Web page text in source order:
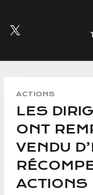
content
ACTIONS
LES
ONT
VENDU
ACTIONS